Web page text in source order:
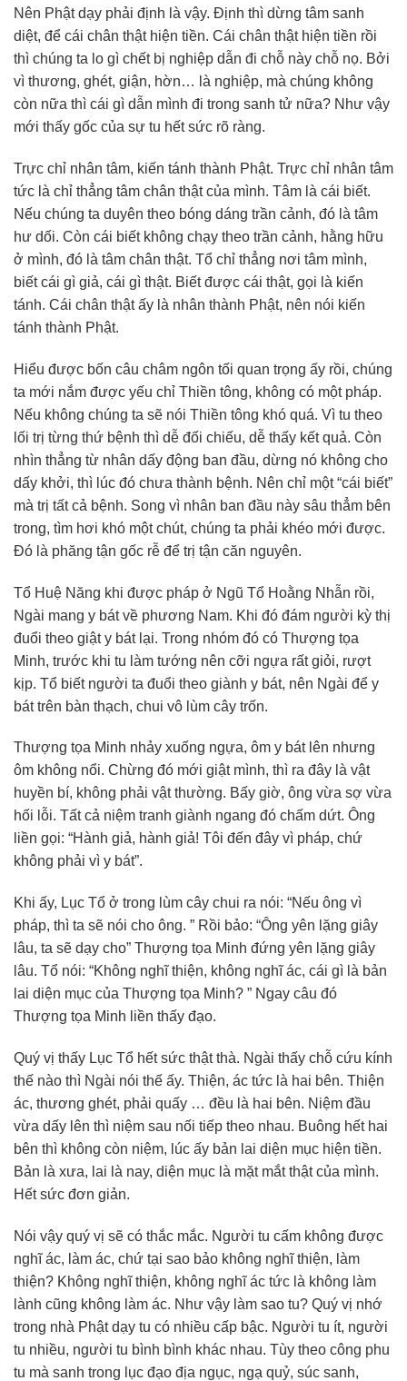
Nên Phật dạy phải định là vậy. Định thì dừng tâm sanh
diệt, để cái chân thật hiện tiền. Cái chân thật hiện tiền rồi
thì chúng ta lo gì chết bị nghiệp dẫn đi chỗ này chỗ nọ. Bởi
vì thương, ghét, giận, hờn… là nghiệp, mà chúng không
còn nữa thì cái gì dẫn mình đi trong sanh tử nữa? Như vậy
mới thấy gốc của sự tu hết sức rõ ràng.
Trực chỉ nhân tâm, kiến tánh thành Phật. Trực chỉ nhân tâm
tức là chỉ thẳng tâm chân thật của mình. Tâm là cái biết.
Nếu chúng ta duyên theo bóng dáng trần cảnh, đó là tâm
hư dối. Còn cái biết không chạy theo trần cảnh, hằng hữu
ở mình, đó là tâm chân thật. Tổ chỉ thẳng nơi tâm mình,
biết cái gì giả, cái gì thật. Biết được cái thật, gọi là kiến
tánh. Cái chân thật ấy là nhân thành Phật, nên nói kiến
tánh thành Phật.
Hiểu được bốn câu châm ngôn tối quan trọng ấy rồi, chúng
ta mới nắm được yếu chỉ Thiền tông, không có một pháp.
Nếu không chúng ta sẽ nói Thiền tông khó quá. Vì tu theo
lối trị từng thứ bệnh thì dễ đối chiếu, dễ thấy kết quả. Còn
nhìn thẳng từ nhân dấy động ban đầu, dừng nó không cho
dấy khởi, thì lúc đó chưa thành bệnh. Nên chỉ một “cái biết”
mà trị tất cả bệnh. Song vì nhân ban đầu này sâu thẳm bên
trong, tìm hơi khó một chút, chúng ta phải khéo mới được.
Đó là phăng tận gốc rễ để trị tận căn nguyên.
Tổ Huệ Năng khi được pháp ở Ngũ Tổ Hoằng Nhẫn rồi,
Ngài mang y bát về phương Nam. Khi đó đám người kỳ thị
đuổi theo giật y bát lại. Trong nhóm đó có Thượng tọa
Minh, trước khi tu làm tướng nên cỡi ngựa rất giỏi, rượt
kịp. Tổ biết người ta đuổi theo giành y bát, nên Ngài để y
bát trên bàn thạch, chui vô lùm cây trốn.
Thượng tọa Minh nhảy xuống ngựa, ôm y bát lên nhưng
ôm không nổi. Chừng đó mới giật mình, thì ra đây là vật
huyền bí, không phải vật thường. Bấy giờ, ông vừa sợ vừa
hối lỗi. Tất cả niệm tranh giành ngang đó chấm dứt. Ông
liền gọi: “Hành giả, hành giả! Tôi đến đây vì pháp, chứ
không phải vì y bát”.
Khi ấy, Lục Tổ ở trong lùm cây chui ra nói: “Nếu ông vì
pháp, thì ta sẽ nói cho ông. ” Rồi bảo: “Ông yên lặng giây
lâu, ta sẽ dạy cho” Thượng tọa Minh đứng yên lặng giây
lâu. Tổ nói: “Không nghĩ thiện, không nghĩ ác, cái gì là bản
lai diện mục của Thượng tọa Minh? ” Ngay câu đó
Thượng tọa Minh liền thấy đạo.
Quý vị thấy Lục Tổ hết sức thật thà. Ngài thấy chỗ cứu kính
thế nào thì Ngài nói thế ấy. Thiện, ác tức là hai bên. Thiện
ác, thương ghét, phải quấy … đều là hai bên. Niệm đầu
vừa dấy lên thì niệm sau nối tiếp theo nhau. Buông hết hai
bên thì không còn niệm, lúc ấy bản lai diện mục hiện tiền.
Bản là xưa, lai là nay, diện mục là mặt mắt thật của mình.
Hết sức đơn giản.
Nói vậy quý vị sẽ có thắc mắc. Người tu cấm không được
nghĩ ác, làm ác, chứ tại sao bảo không nghĩ thiện, làm
thiện? Không nghĩ thiện, không nghĩ ác tức là không làm
lành cũng không làm ác. Như vậy làm sao tu? Quý vị nhớ
trong nhà Phật dạy tu có nhiều cấp bậc. Người tu ít, người
tu nhiều, người tu bình bình khác nhau. Tùy theo công phu
tu mà sanh trong lục đạo địa ngục, ngạ quỷ, súc sanh,